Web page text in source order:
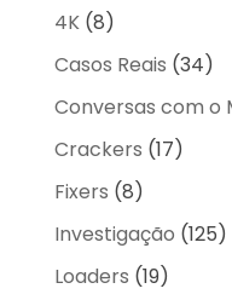
4K(8)
Casos Reais (34)
Conversas com o
Crackers (17)
Fixers (8)
Investigação (125)
Loaders (19)